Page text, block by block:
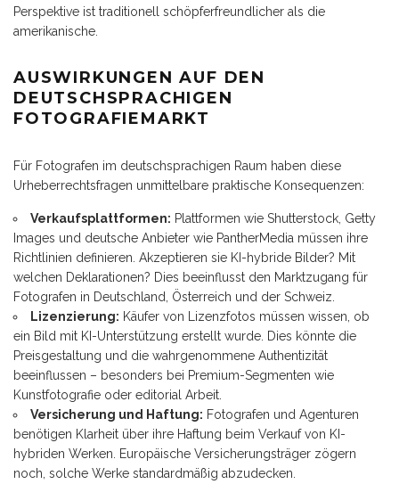
Perspektive ist traditionell schöpferfreundlicher als die
amerikanische.
AUSWIRKUNGEN AUF DEN
DEUTSCHSPRACHIGEN
FOTOGRAFIEMARKT
Für Fotografen im deutschsprachigen Raum haben diese
Urheberrechtsfragen unmittelbare praktische Konsequenzen:
Verkaufsplattformen: Plattformen wie Shutterstock, Getty
Images und deutsche Anbieter wie PantherMedia müssen ihre
Richtlinien definieren. Akzeptieren sie KI-hybride Bilder? Mit
welchen Deklarationen? Dies beeinflusst den Marktzugang für
Fotografen in Deutschland, Österreich und der Schweiz.
Lizenzierung: Käufer von Lizenzfotos müssen wissen, ob
ein Bild mit KI-Unterstützung erstellt wurde. Dies könnte die
Preisgestaltung und die wahrgenommene Authentizität
beeinflussen – besonders bei Premium-Segmenten wie
Kunstfotografie oder editorial Arbeit.
Versicherung und Haftung: Fotografen und Agenturen
benötigen Klarheit über ihre Haftung beim Verkauf von KI-
hybriden Werken. Europäische Versicherungsträger zögern
noch, solche Werke standardmäßig abzudecken.